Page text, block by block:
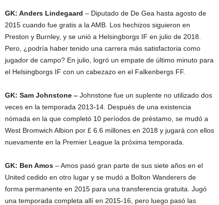
GK: Anders Lindegaard – Diputado de De Gea hasta agosto de
2015 cuando fue gratis a la AMB. Los hechizos siguieron en
Preston y Burnley, y se unió a Helsingborgs IF en julio de 2018.
Pero, ¿podría haber tenido una carrera más satisfactoria como
jugador de campo? En julio, logró un empate de último minuto para
el Helsingborgs IF con un cabezazo en el Falkenbergs FF.
GK: Sam Johnstone – Johnstone fue un suplente no utilizado dos
veces en la temporada 2013-14. Después de una existencia
nómada en la que completó 10 períodos de préstamo, se mudó a
West Bromwich Albion por £ 6.6 millones en 2018 y jugará con ellos
nuevamente en la Premier League la próxima temporada.
GK: Ben Amos – Amos pasó gran parte de sus siete años en el
United cedido en otro lugar y se mudó a Bolton Wanderers de
forma permanente en 2015 para una transferencia gratuita. Jugó
una temporada completa allí en 2015-16, pero luego pasó las